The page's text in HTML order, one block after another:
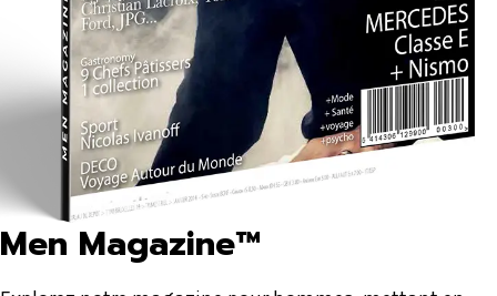
Men Magazine™